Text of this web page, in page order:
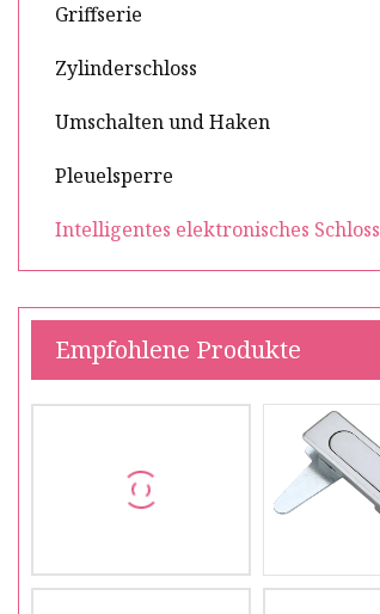
Griffserie
Zylinderschloss
Umschalten und Haken
Pleuelsperre
Intelligentes elektronisches Schloss
Empfohlene Produkte